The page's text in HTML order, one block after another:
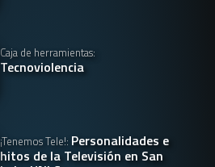
Caja de herramientas:
Tecnoviolencia
¡Tenemos Tele!: Personalidades e
hitos de la Televisión en San